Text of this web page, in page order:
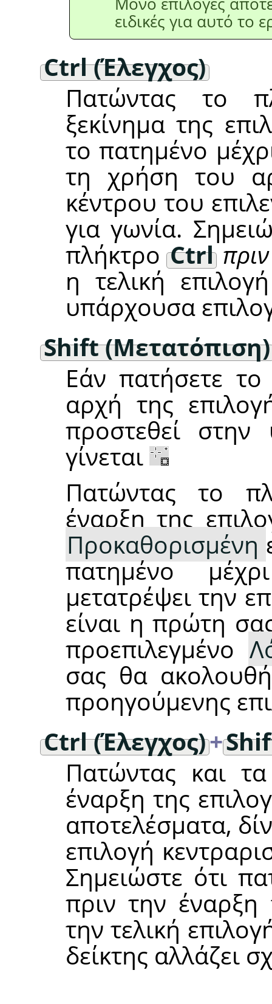
ειδικές για αυτό το
Ctrl (Έλεγχος)
Πατώντας το
ξεκίνημα της
το πατημένο
τη χρήση του
κέντρου του
για γωνία.
πλήκτρο Ctrl πριν
η τελική
υπάρχουσα
Shift (Μετατόπιση)
Εάν πατήσετε
αρχή της
προστεθεί
γίνεται
Πατώντας το
έναρξη της
Προκαθορισμένη
πατημένο
μετατρέψει την
είναι η πρώτη
προεπιλεγμένο
σας θα
προηγούμενης
Ctrl (Έλεγχος)+
Πατώντας και
έναρξη της
αποτελέσματα,
επιλογή
Σημειώστε ότι
πριν την έναρξη
την τελική
δείκτης αλλάζει